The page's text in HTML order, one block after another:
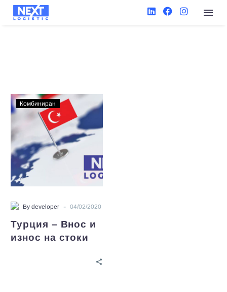
Комбиниран
By developer - 04/02/2020
Турция – Внос и
износ на стоки